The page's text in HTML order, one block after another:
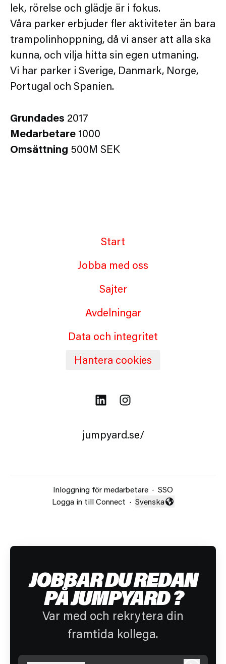
lek, rörelse och glädje är i fokus.
Våra parker erbjuder fler aktiviteter än bara
trampolinhoppning, då vi anser att alla ska
kunna, och vilja hitta sin egen utmaning.
Vi har parker i Sverige, Danmark, Norge,
Portugal och Spanien.
Grundades 2017
Medarbetare 1000
Omsättning 500M SEK
Start
Jobba med oss
Sajter
Avdelningar
Data och integritet
Hantera cookies
jumpyard.se/
Inloggning för medarbetare · SSO
Logga in till Connect · Byt språk
Svenska
JOBBAR DU REDAN
PÅ JUMPYARD ?
Var med och rekrytera din
framtida kollega.